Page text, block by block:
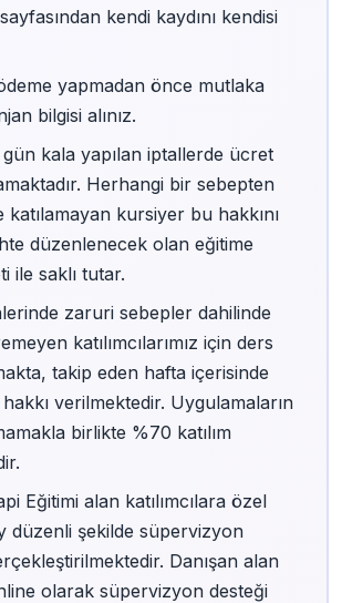
kendi kaydını kendisi
yapmadan önce mutlaka
bilgisi alınız.
gün kala yapılan iptallerde ücret
Herhangi bir sebepten
kursiyer bu hakkını
düzenlenecek olan eğitime
ile saklı tutar.
zaruri sebepler dahilinde
katılımcılarımız için ders
takip eden hafta içerisinde
verilmektedir. Uygulamaların
birlikte %70 katılım
Eğitimi alan katılımcılara özel
düzenli şekilde süpervizyon
Danışan alan
olarak süpervizyon desteği